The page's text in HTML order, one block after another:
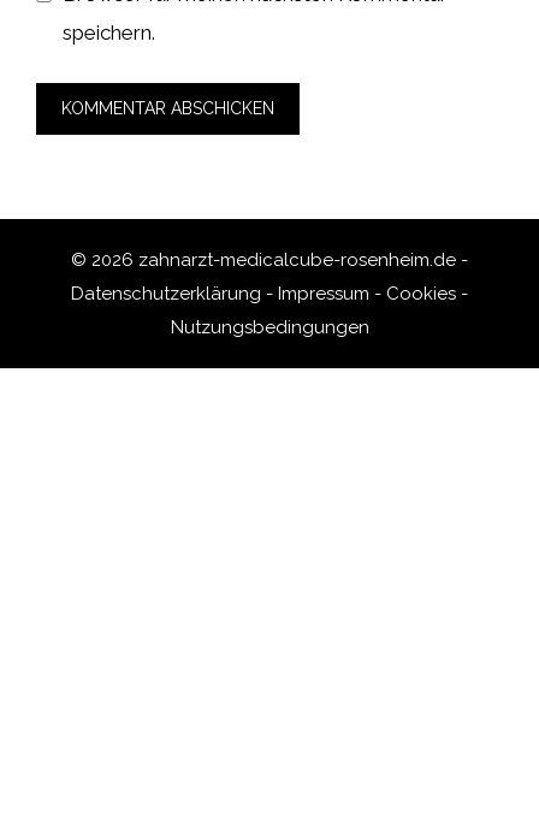
speichern.
© 2026 zahnarzt-medicalcube-rosenheim.de -
Datenschutzerklärung - Impressum - Cookies -
Nutzungsbedingungen